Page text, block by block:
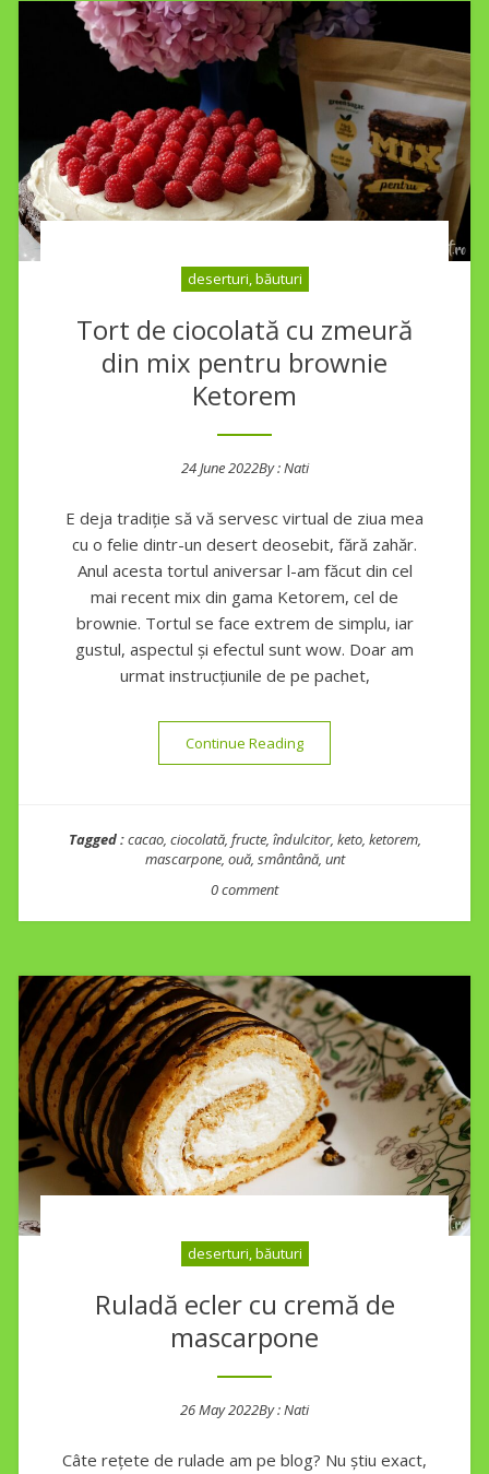
deserturi, băuturi
Tort de ciocolată cu zmeură
din mix pentru brownie
Ketorem
24 June 2022By :Nati
E deja tradiție să vă servesc virtual de ziua mea
cu o felie dintr-un desert deosebit, fără zahăr.
Anul acesta tortul aniversar l-am făcut din cel
mai recent mix din gama Ketorem, cel de
brownie. Tortul se face extrem de simplu, iar
gustul, aspectul și efectul sunt wow. Doar am
urmat instrucțiunile de pe pachet,
Continue Reading“Tort de ciocolată cu
Tagged :cacao, ciocolată, fructe, îndulcitor, keto, ketorem,
mascarpone, ouă, smântână, unt
0 comment
deserturi, băuturi
Ruladă ecler cu cremă de
mascarpone
26 May 2022By :Nati
Câte rețete de rulade am pe blog? Nu știu exact,